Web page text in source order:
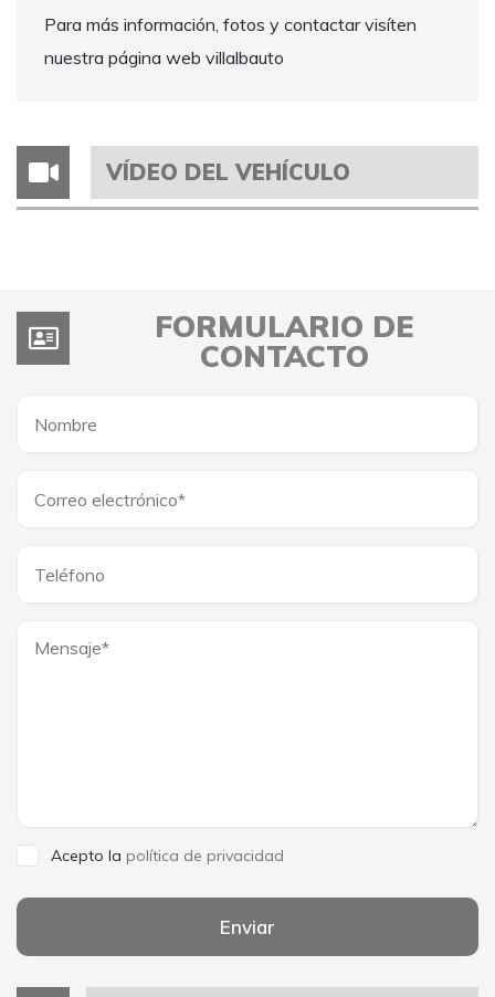
Para más información, fotos y contactar visíten
nuestra página web villalbauto
VÍDEO DEL VEHÍCULO
FORMULARIO DE
CONTACTO
Acepto la política de privacidad
Enviar